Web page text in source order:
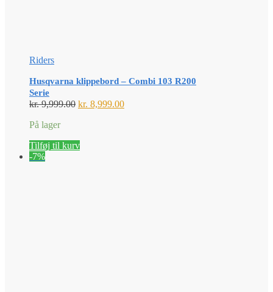
Riders
Husqvarna klippebord – Combi 103 R200
Serie
kr.9,999.00 Den
kr. 9,999.00.
kr. 8,999.00Den
På lager
Tilføj til kurv
-7%